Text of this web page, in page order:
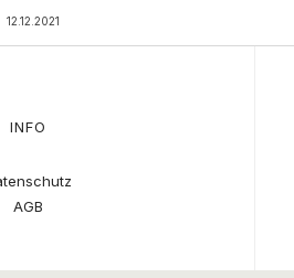
12.12.2021
INFO
AGB